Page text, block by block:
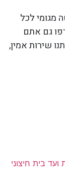
מגומי לכל
גם אתם
שירות אמין,
בית חיצוני